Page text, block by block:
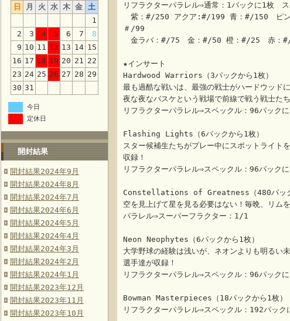
日
月 火 水 木 金 土
1
2
3 4 5 6 7
8
9 10 11 12 13 14 15
16 17 18 19 20 21 22
23 24 25 26 27 28 29
30 31
今日
定休日
開封結果
開封結果2024年9月
開封結果2024年8月
開封結果2024年7月
開封結果2024年6月
開封結果2024年5月
開封結果2024年4月
開封結果2024年3月
開封結果2024年2月
開封結果2024年1月
開封結果2023年12月
開封結果2023年11月
開封結果2023年10月
リフラクターパラレル⇒通常：1パックに1枚
紫：#/250 アクア:#/199 青：#/150 ピン
＃/99
金ラバ：#/75 金：#/50 橙：#/25 赤：#/
★インサート
Hardwood Warriors（3パックから1枚）
最も過酷な戦いは、最強の戦士がハードウッド
夜な夜なバスケという戦場で前線で戦う戦士た
リフラクターパラレル⇒スペックル：96パッ
Flashing Lights（6パックから1枚）
スター候補生たちがプレー中にスポットライト
収録！
リフラクターパラレル⇒スペックル：96パッ
Constellations of Greatness（480パック
空を見上げて星を見る必要はない！毎晩、リム
パラレル⇒スーパーフラクター：1/1
Neon Neophytes（6パックから1枚）
大学野球の経験は浅いが、ネオンよりも明るい
選手達が収録！
リフラクターパラレル⇒スペックル：96パッ
Bowman Masterpieces（18パックから1枚）
リフラクターパラレル⇒スペックル：192パ